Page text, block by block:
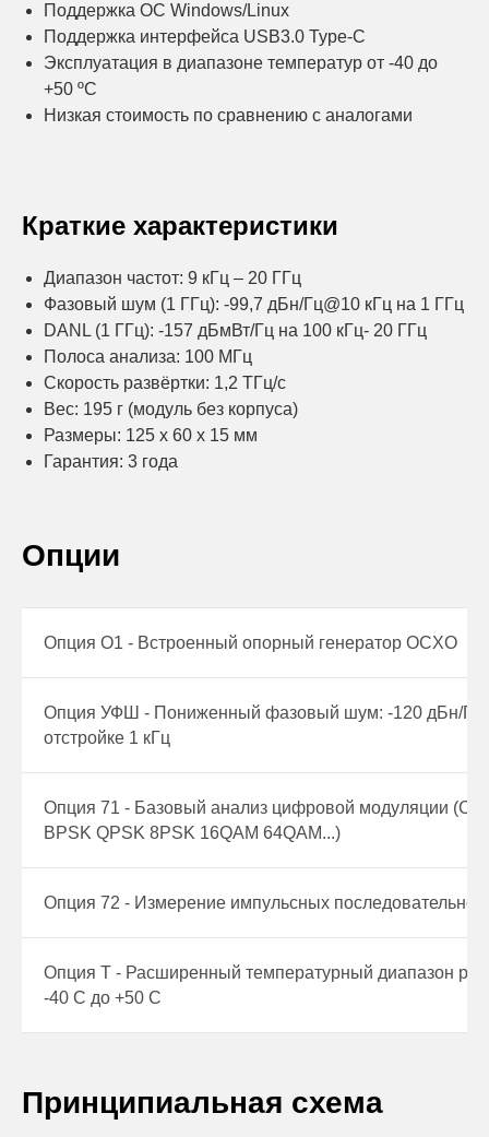
Поддержка ОС Windows/Linux
Поддержка интерфейса USB3.0 Type-C
Эксплуатация в диапазоне температур от -40 до
+50 ºC
Низкая стоимость по сравнению с аналогами
Краткие характеристики
Диапазон частот: 9 кГц – 20 ГГц
Фазовый шум (1 ГГц): -99,7 дБн/Гц@10 кГц на 1 ГГц
DANL (1 ГГц): -157 дБмВт/Гц на 100 кГц- 20 ГГц
Полоса анализа: 100 МГц
Скорость развёртки: 1,2 ТГц/с
Вес: 195 г (модуль без корпуса)
Размеры: 125 x 60 x 15 мм
Гарантия: 3 года
Опции
Опция О1 - Встроенный опорный генератор OCXO
Опция УФШ - Пониженный фазовый шум: -120 дБн/Гц
отстройке 1 кГц
Опция 71 - Базовый анализ цифровой модуляции
BPSK QPSK 8PSK 16QAM 64QAM...)
Опция 72 - Измерение импульсных
Опция Т - Расширенный температурный диапазон
-40 С до +50 С
Принципиальная схема